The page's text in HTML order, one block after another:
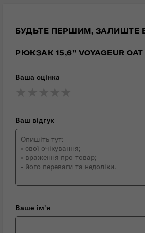
БУДЬТЕ ПЕРШИМ, ЗАЛИШТЕ
РЮКЗАК 15,6" VOYAGEUR OAT
Ваша оцінка
Ваш відгук
Ваше ім'я